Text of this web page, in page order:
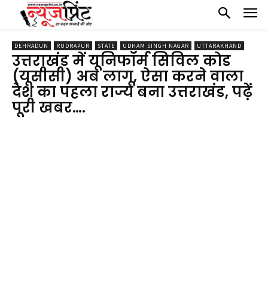
DEHRADUN RUDRAPUR STATE UDHAM SINGH NAGAR UTTARAKHAND
उत्तराखंड में यूनिफॉर्म सिविल कोड
(यूसीसी) अब लागू, ऐसा करने वाला
देश का पहला राज्य बना उत्तराखंड, पढ़ें
पूरी खबर….